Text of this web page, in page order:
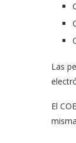
Las
El